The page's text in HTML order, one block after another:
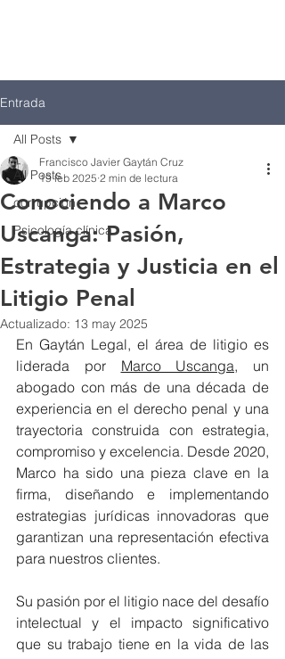
Entrada
All Posts
corrupción
Psicología clínica
All Posts
Conociendo a Marco
Uscanga: Pasión,
Estrategia y Justicia en el
Litigio Penal
Francisco Javier Gaytán Cruz
19 feb 2025 2 min de lectura
Actualizado: 13 may 2025
En Gaytán Legal, el área de litigio es
liderada por Marco Uscanga, un
abogado con más de una década de
experiencia en el derecho penal y una
trayectoria construida con estrategia,
compromiso y excelencia. Desde 2020,
Marco ha sido una pieza clave en la
firma, diseñando e implementando
estrategias jurídicas innovadoras que
garantizan una representación efectiva
para nuestros clientes.
Su pasión por el litigio nace del desafío
intelectual y el impacto significativo
que su trabajo tiene en la vida de las